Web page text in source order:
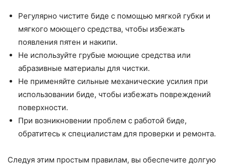
Регулярно чистите биде с помощью мягкой губки и
мягкого моющего средства, чтобы избежать
появления пятен и накипи.
Не используйте грубые моющие средства или
абразивные материалы для чистки.
Не применяйте сильные механические усилия при
использовании биде, чтобы избежать повреждений
поверхности.
При возникновении проблем с работой биде,
обратитесь к специалистам для проверки и ремонта.
Следуя этим простым правилам, вы обеспечите долгую